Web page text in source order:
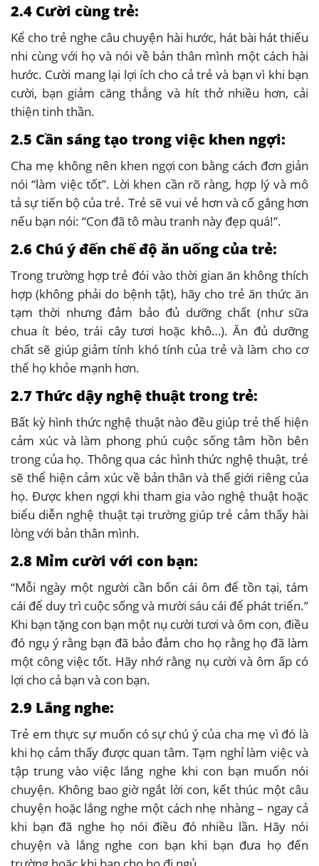
2.4 Cười cùng trẻ:
Kể cho trẻ nghe câu chuyện hài hước, hát bài hát thiếu
nhi cùng với họ và nói về bản thân mình một cách hài
hước. Cười mang lại lợi ích cho cả trẻ và bạn vì khi bạn
cười, bạn giảm căng thẳng và hít thở nhiều hơn, cải
thiện tinh thần.
2.5 Cần sáng tạo trong việc khen ngợi:
Cha mẹ không nên khen ngợi con bằng cách đơn giản
nói “làm việc tốt”. Lời khen cần rõ ràng, hợp lý và mô
tả sự tiến bộ của trẻ. Trẻ sẽ vui vẻ hơn và cố gắng hơn
nếu bạn nói: “Con đã tô màu tranh này đẹp quá!”.
2.6 Chú ý đến chế độ ăn uống của trẻ:
Trong trường hợp trẻ đói vào thời gian ăn không thích
hợp (không phải do bệnh tật), hãy cho trẻ ăn thức ăn
tạm thời nhưng đảm bảo đủ dưỡng chất (như sữa
chua ít béo, trái cây tươi hoặc khô…). Ăn đủ dưỡng
chất sẽ giúp giảm tính khó tính của trẻ và làm cho cơ
thể họ khỏe mạnh hơn.
2.7 Thức dậy nghệ thuật trong trẻ:
Bất kỳ hình thức nghệ thuật nào đều giúp trẻ thể hiện
cảm xúc và làm phong phú cuộc sống tâm hồn bên
trong của họ. Thông qua các hình thức nghệ thuật, trẻ
sẽ thể hiện cảm xúc về bản thân và thế giới riêng của
họ. Được khen ngợi khi tham gia vào nghệ thuật hoặc
biểu diễn nghệ thuật tại trường giúp trẻ cảm thấy hài
lòng với bản thân mình.
2.8 Mỉm cười với con bạn:
“Mỗi ngày một người cần bốn cái ôm để tồn tại, tám
cái để duy trì cuộc sống và mười sáu cái để phát triển.”
Khi bạn tặng con bạn một nụ cười tươi và ôm con, điều
đó ngụ ý rằng bạn đã bảo đảm cho họ rằng họ đã làm
một công việc tốt. Hãy nhớ rằng nụ cười và ôm ấp có
lợi cho cả bạn và con bạn.
2.9 Lắng nghe:
Trẻ em thực sự muốn có sự chú ý của cha mẹ vì đó là
khi họ cảm thấy được quan tâm. Tạm nghỉ làm việc và
tập trung vào việc lắng nghe khi con bạn muốn nói
chuyện. Không bao giờ ngắt lời con, kết thúc một câu
chuyện hoặc lắng nghe một cách nhẹ nhàng – ngay cả
khi bạn đã nghe họ nói điều đó nhiều lần. Hãy nói
chuyện và lắng nghe con bạn khi bạn đưa họ đến